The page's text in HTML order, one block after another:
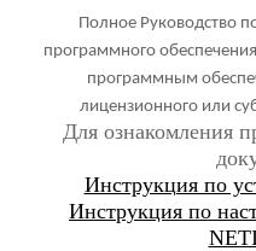
Полное Руководство
программного
программным
лицензионного или
Для ознакомления
Инструкция по
Инструкция по